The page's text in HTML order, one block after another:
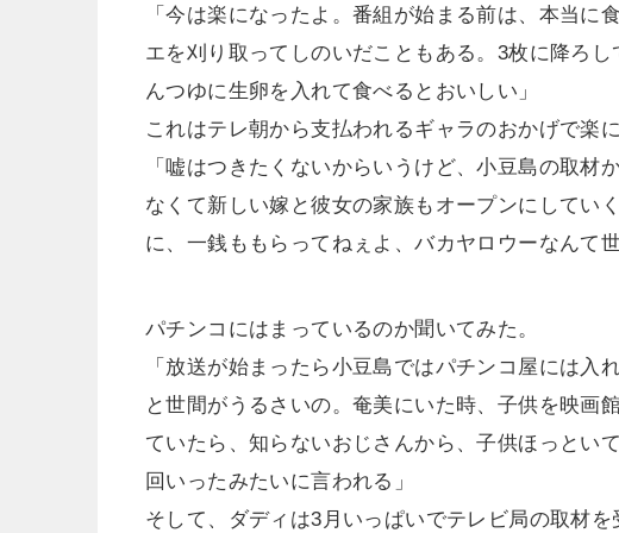
「今は楽になったよ。番組が始まる前は、本当に
エを刈り取ってしのいだこともある。3枚に降ろ
んつゆに生卵を入れて食べるとおいしい」
これはテレ朝から支払われるギャラのおかげで楽
「嘘はつきたくないからいうけど、小豆島の取
なくて新しい嫁と彼女の家族もオープンにしてい
に、一銭ももらってねぇよ、バカヤロウーなんて
パチンコにはまっているのか聞いてみた。
「放送が始まったら小豆島ではパチンコ屋には
と世間がうるさいの。奄美にいた時、子供を映画
ていたら、知らないおじさんから、子供ほっとい
回いったみたいに言われる」
そして、ダディは3月いっぱいでテレビ局の取材を